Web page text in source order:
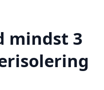
mindst 3